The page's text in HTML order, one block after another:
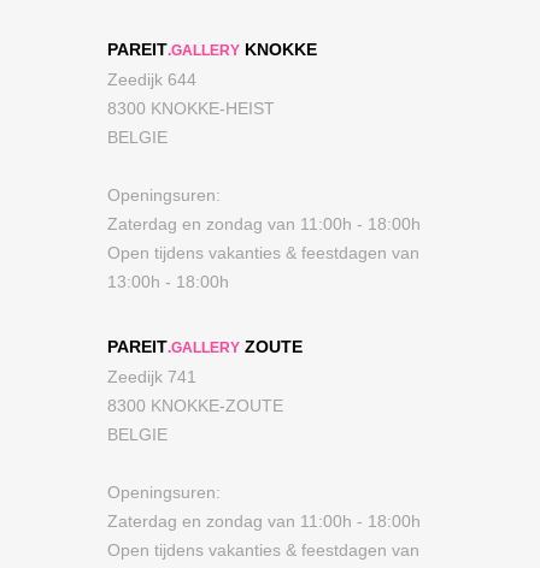
PAREIT.GALLERY KNOKKE
Zeedijk 644
8300 KNOKKE-HEIST
BELGIE
Openingsuren:
Zaterdag en zondag van 11:00h - 18:00h
Open tijdens vakanties & feestdagen van
13:00h - 18:00h
PAREIT.GALLERY ZOUTE
Zeedijk 741
8300 KNOKKE-ZOUTE
BELGIE
Openingsuren:
Zaterdag en zondag van 11:00h - 18:00h
Open tijdens vakanties & feestdagen van